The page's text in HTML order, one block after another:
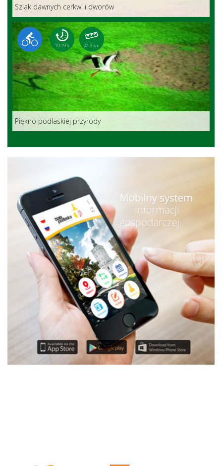
Szlak dawnych cerkwi i dworów
10:19 h 41.3 km
Piękno podlaskiej przyrody